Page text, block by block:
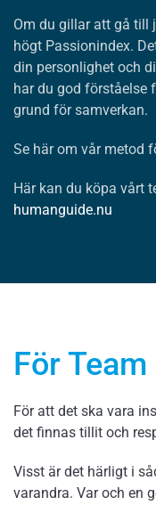
Om du gillar att gå till
högt Passionindex.
din personlighet och
har du god förståelse
grund för samverkan.
Se här om vår metod
Här kan du köpa vårt
humanguide.nu
För Team
För att det ska vara
det finnas tillit och
Visst är det härligt i
varandra. Var och en